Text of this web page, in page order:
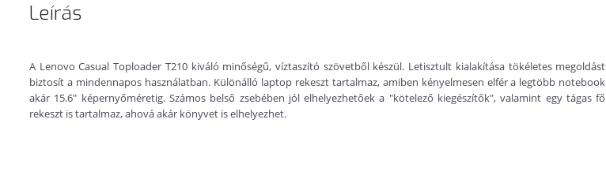
Leírás
A Lenovo Casual Toploader T210 kiváló minőségű, víztaszító szövetből készül. Letisztult kialakítása tökéletes megoldást
biztosít a mindennapos használatban.Különálló laptop rekeszt tartalmaz, amiben kényelmesen elfér a legtöbb notebook
akár 15.6" képernyőméretig. Számos belső zsebében jól elhelyezhetőek a "kötelező kiegészítők", valamint egy tágas fő
rekeszt is tartalmaz, ahová akár könyvet is elhelyezhet.